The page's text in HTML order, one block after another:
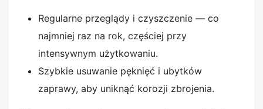
Regularne przeglądy i czyszczenie — co
najmniej raz na rok, częściej przy
intensywnym użytkowaniu.
Szybkie usuwanie pęknięć i ubytków
zaprawy, aby uniknąć korozji zbrojenia.